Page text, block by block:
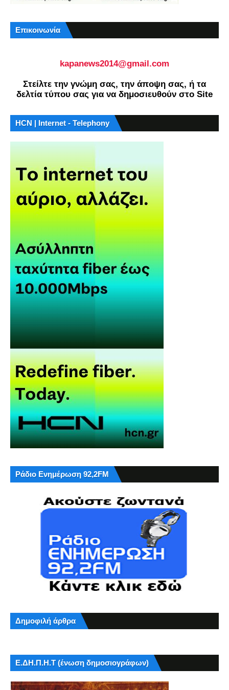
Επικοινωνία
kapanews2014@gmail.com
Στείλτε την γνώμη σας, την άποψη σας, ή τα
δελτία τύπου σας για να δημοσιευθούν στο Site
HCN | Internet - Telephony
Ράδιο Ενημέρωση 92,2FM
Δημοφιλή άρθρα
Ε.ΔΗ.Π.Η.Τ (ένωση δημοσιογράφων)